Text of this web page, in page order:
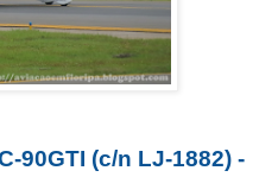
90GTI (c/n LJ-1882) -